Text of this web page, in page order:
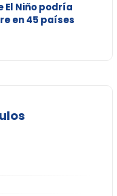
El Niño podría
en 45 países